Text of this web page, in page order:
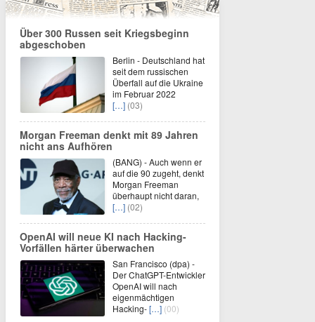
Über 300 Russen seit Kriegsbeginn
abgeschoben
Berlin - Deutschland hat
seit dem russischen
Überfall auf die Ukraine
im Februar 2022
[…] (03)
Morgan Freeman denkt mit 89 Jahren
nicht ans Aufhören
(BANG) - Auch wenn er
auf die 90 zugeht, denkt
Morgan Freeman
überhaupt nicht daran,
[…] (02)
OpenAI will neue KI nach Hacking-
Vorfällen härter überwachen
San Francisco (dpa) -
Der ChatGPT-Entwickler
OpenAI will nach
eigenmächtigen
Hacking-[…] (00)